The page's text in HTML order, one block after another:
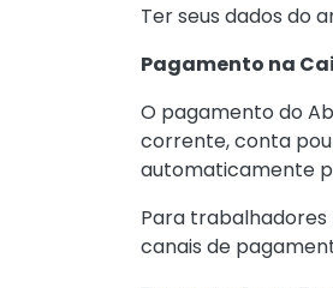
Ter seus dados do
Pagamento na
O pagamento do
corrente, conta
automaticamente
Para trabalhadores
canais de